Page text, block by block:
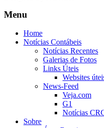
Menu
Home
Notícias Contábeis
Notícias Recentes
Galerias de Fotos
Links Úteis
Websites
News-Feed
Veja.com
G1
Notícias
Sobre